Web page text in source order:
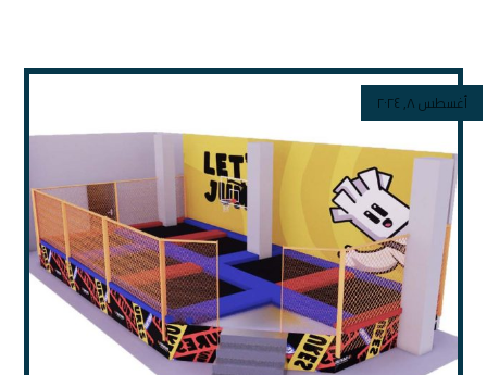
أغسطس ٨, ٢٠٢٤